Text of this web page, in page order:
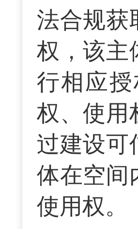
法合规获
权，该主
行相应
权、使用
过建设可
体在空间
使用权。